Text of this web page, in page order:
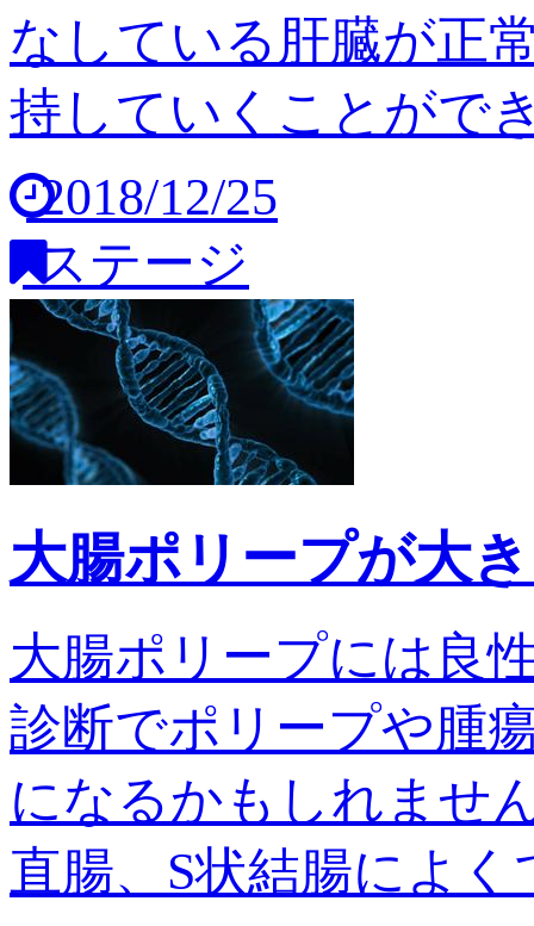
なしている肝臓が正
持していくことがで
2018/12/25
ステージ
大腸ポリープが大
大腸ポリープには良
診断でポリープや腫
になるかもしれませ
直腸、S状結腸によ